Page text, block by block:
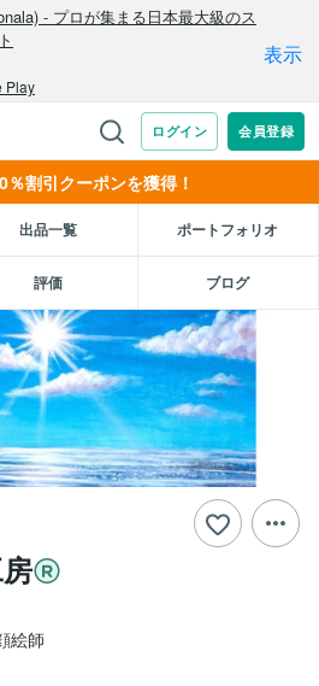
割引クーポンを獲得！
出品一覧 ポートフォリオ
評価 ブログ
絵師